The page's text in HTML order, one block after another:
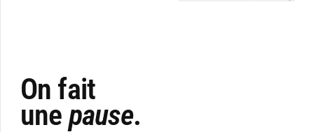
On fait
une pause.